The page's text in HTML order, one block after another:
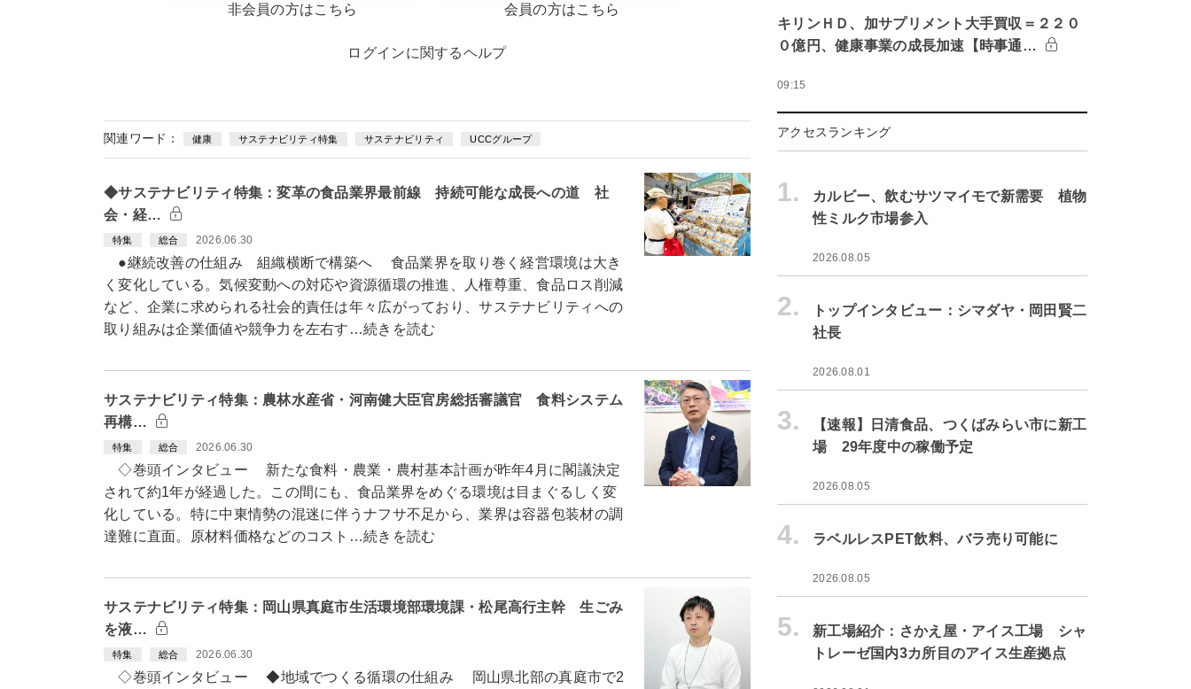
非会員の方はこちら 会員の方はこちら
ログインに関するヘルプ
関連ワード： 健康 サステナビリティ特集 サステナビリティ UCCグループ
◆サステナビリティ特集：変革の食品業界最前線 持続可能な成長への道 社
会・経…
特集 総合 2026.06.30
●継続改善の仕組み 組織横断で構築へ 食品業界を取り巻く経営環境は大き
く変化している。気候変動への対応や資源循環の推進、人権尊重、食品ロス削減
など、企業に求められる社会的責任は年々広がっており、サステナビリティへの
取り組みは企業価値や競争力を左右す…続きを読む
サステナビリティ特集：農林水産省・河南健大臣官房総括審議官 食料システム
再構…
特集 総合 2026.06.30
◇巻頭インタビュー 新たな食料・農業・農村基本計画が昨年4月に閣議決定
されて約1年が経過した。この間にも、食品業界をめぐる環境は目まぐるしく変
化している。特に中東情勢の混迷に伴うナフサ不足から、業界は容器包装材の調
達難に直面。原材料価格などのコスト…続きを読む
サステナビリティ特集：岡山県真庭市生活環境部環境課・松尾高行主幹 生ごみ
を液…
特集 総合 2026.06.30
◇巻頭インタビュー ◆地域でつくる循環の仕組み 岡山県北部の真庭市で2
キリンＨＤ、加サプリメント大手買収＝２２０
０億円、健康事業の成長加速【時事通…
09:15
アクセスランキング
1.
カルビー、飲むサツマイモで新需要 植物
性ミルク市場参入
2026.08.05
2.
トップインタビュー：シマダヤ・岡田賢二
社長
2026.08.01
3.
【速報】日清食品、つくばみらい市に新工
場 29年度中の稼働予定
2026.08.05
4. ラベルレスPET飲料、バラ売り可能に
2026.08.05
5.
新工場紹介：さかえ屋・アイス工場 シャ
トレーゼ国内3カ所目のアイス生産拠点